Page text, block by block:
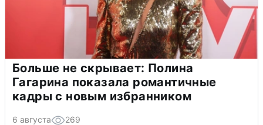
Больше не скрывает: Полина
Гагарина показала романтичные
кадры с новым избранником
6 августа 269